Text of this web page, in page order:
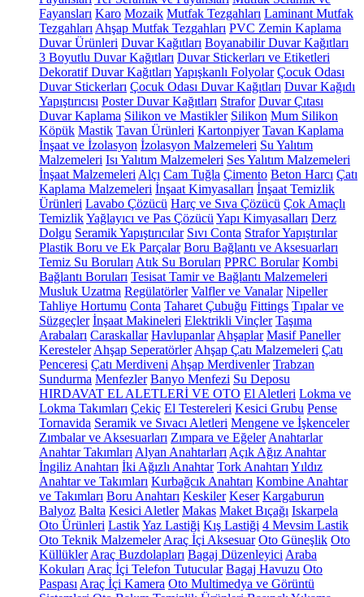
Fayansları Karo Mozaik Mutfak Tezgahları Laminant Mutfak
Tezgahları Ahşap Mutfak Tezgahları PVC Zemin Kaplama
Duvar Ürünleri Duvar Kağıtları Boyanabilir Duvar Kağıtları
3 Boyutlu Duvar Kağıtları Duvar Stickerları ve Etiketleri
Dekoratif Duvar Kağıtları Yapışkanlı Folyolar Çocuk Odası
Duvar Stickerları Çocuk Odası Duvar Kağıtları Duvar Kağıdı
Yapıştırıcısı Poster Duvar Kağıtları Strafor Duvar Çıtası
Duvar Kaplama Silikon ve Mastikler Silikon Mum Silikon
Köpük Mastik Tavan Ürünleri Kartonpiyer Tavan Kaplama
İnşaat ve İzolasyon İzolasyon Malzemeleri Su Yalıtım
Malzemeleri Isı Yalıtım Malzemeleri Ses Yalıtım Malzemeleri
İnşaat Malzemeleri Alçı Cam Tuğla Çimento Beton Harcı Çatı
Kaplama Malzemeleri İnşaat Kimyasalları İnşaat Temizlik
Ürünleri Lavabo Çözücü Harç ve Sıva Çözücü Çok Amaçlı
TemizlikYağlayıcı ve Pas Çözücü Yapı Kimyasalları Derz
Dolgu Seramik Yapıştırıcılar Sıvı Conta Strafor Yapıştırılar
Plastik Boru ve Ek Parçalar Boru Bağlantı ve Aksesuarları
Temiz Su Boruları Atık Su Boruları PPRC Borular Kombi
Bağlantı Boruları Tesisat Tamir ve Bağlantı Malzemeleri
Musluk Uzatma Regülatörler Valfler ve Vanalar Nipeller
Tahliye Hortumu Conta Taharet Çubuğu Fittings Tıpalar ve
Süzgeçler İnşaat Makineleri Elektrikli Vinçler Taşıma
Arabaları Caraskallar Havlupanlar Ahşaplar Masif Paneller
Keresteler Ahşap Seperatörler Ahşap Çatı Malzemeleri Çatı
Penceresi Çatı Merdiveni Ahşap Merdivenler Trabzan
Sundurma Menfezler Banyo Menfezi Su Deposu
HIRDAVAT EL ALETLERİ VE OTO El Aletleri Lokma ve
Lokma Takımları Çekiç El Testereleri Kesici Grubu Pense
Tornavida Seramik ve Sıvacı Aletleri Mengene ve İşkenceler
Zımbalar ve Aksesuarları Zımpara ve Eğeler Anahtarlar
Anahtar Takımları Alyan Anahtarları Açık Ağız Anahtar
İngiliz Anahtarı İki Ağızlı Anahtar Tork Anahtarı Yıldız
Anahtar ve Takımları Kurbağcık Anahtarı Kombine Anahtar
ve Takımları Boru Anahtarı Keskiler Keser Kargaburun
Balyoz Balta Kesici Aletler Makas Maket Bıçağı Iskarpela
Oto Ürünleri LastikYaz Lastiği Kış Lastiği 4 Mevsim Lastik
Oto Teknik Malzemeler Araç İçi Aksesuar Oto Güneşlik Oto
Küllükler Araç Buzdolapları Bagaj Düzenleyici Araba
Kokuları Araç İçi Telefon Tutucular Bagaj Havuzu Oto
Paspası Araç İçi Kamera Oto Multimedya ve Görüntü